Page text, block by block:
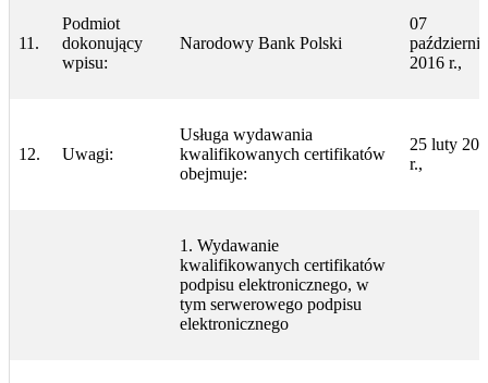
11.
Podmiot
dokonujący
wpisu:
Narodowy Bank Polski
07
2016 r.,
12. Uwagi:
Usługa wydawania
kwalifikowanych certifikatów
obejmuje:
25 luty
r.,
1. Wydawanie
kwalifikowanych certifikatów
podpisu elektronicznego, w
tym serwerowego podpisu
elektronicznego